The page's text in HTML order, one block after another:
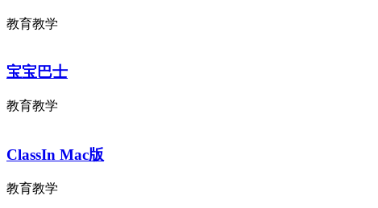
教育教学
宝宝巴士
教育教学
ClassIn Mac版
教育教学